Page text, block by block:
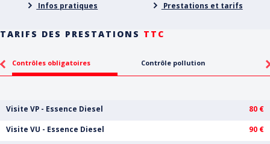
Infos pratiques Prestations et tarifs
TARIFS DES PRESTATIONS TTC
Contrôles obligatoires Contrôle pollution
Visite VP - Essence Diesel 80 €
Visite VU - Essence Diesel 90 €